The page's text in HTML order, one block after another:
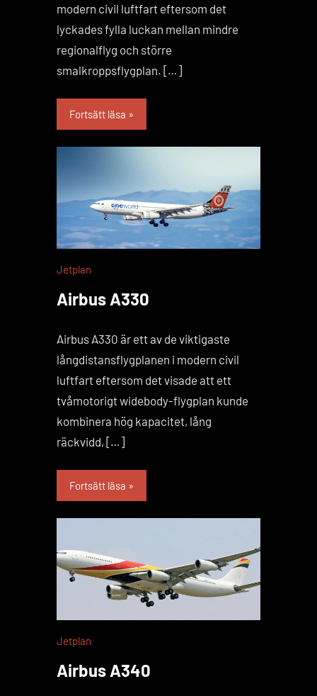
modern civil luftfart eftersom det
lyckades fylla luckan mellan mindre
regionalflyg och större
smalkroppsflygplan. […]
Fortsätt läsa
Jetplan
Airbus A330
Airbus A330 är ett av de viktigaste
långdistansflygplanen i modern civil
luftfart eftersom det visade att ett
tvåmotorigt widebody-flygplan kunde
kombinera hög kapacitet, lång
räckvidd, […]
Fortsätt läsa
Jetplan
Airbus A340